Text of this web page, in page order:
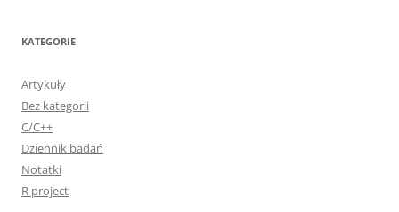
KATEGORIE
Artykuły
Bez kategorii
C/C++
Dziennik badań
Notatki
R project